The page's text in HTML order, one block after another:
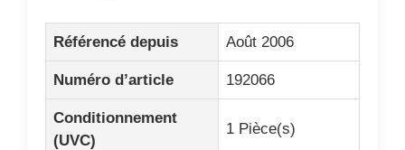
Référencé depuis Août 2006
Numéro d’article 192066
Conditionnement
(UVC)
1 Pièce(s)